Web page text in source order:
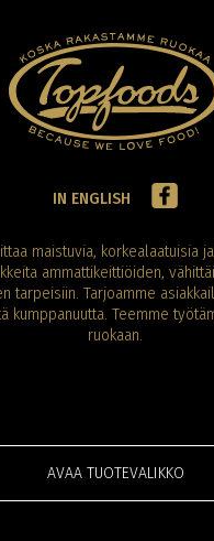
IN ENGLISH
maistuvia, korkealaatuisia
ammattikeittiöiden,
tarpeisiin. Tarjoamme
kumppanuutta. Teemme
ruokaan.
AVAA TUOTEVALIKKO